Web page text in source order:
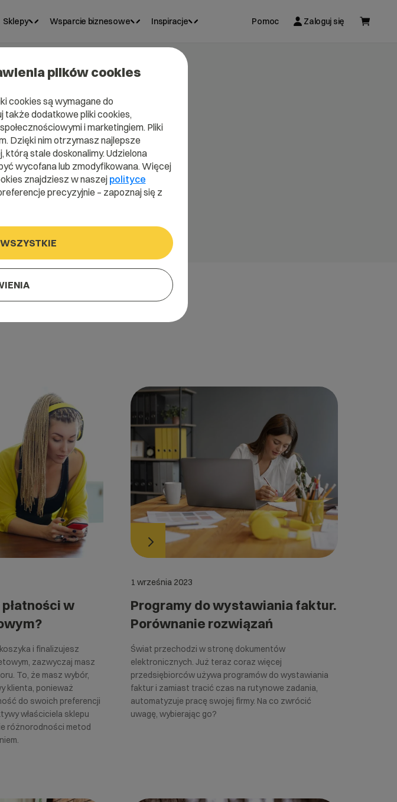
Sklepy Wsparcie biznesowe Inspiracje Pomoc Zaloguj się
w
i finalizujesz
zazwyczaj masz
To, że masz wybór,
klienta, ponieważ
do swoich preferencji
właściciela sklepu
różnorodności metod
1 września 2023
Programy do wystawiania faktur.
Porównanie rozwiązań
Świat przechodzi w stronę dokumentów
elektronicznych. Już teraz coraz więcej
przedsiębiorców używa programów do wystawiania
faktur i zamiast tracić czas na rutynowe zadania,
automatyzuje pracę swojej firmy. Na co zwrócić
uwagę, wybierając go?
plików cookies
cookies są wymagane do
także dodatkowe pliki cookies,
i marketingiem. Pliki
Dzięki nim otrzymasz najlepsze
stale doskonalimy. Udzielona
wycofana lub zmodyfikowana. Więcej
znajdziesz w naszejpolityce
precyzyjnie – zapoznaj się z